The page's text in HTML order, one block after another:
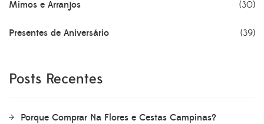
Mimos e Arranjos (30)
Presentes de Aniversário (39)
Posts Recentes
Porque Comprar Na Flores e Cestas Campinas?